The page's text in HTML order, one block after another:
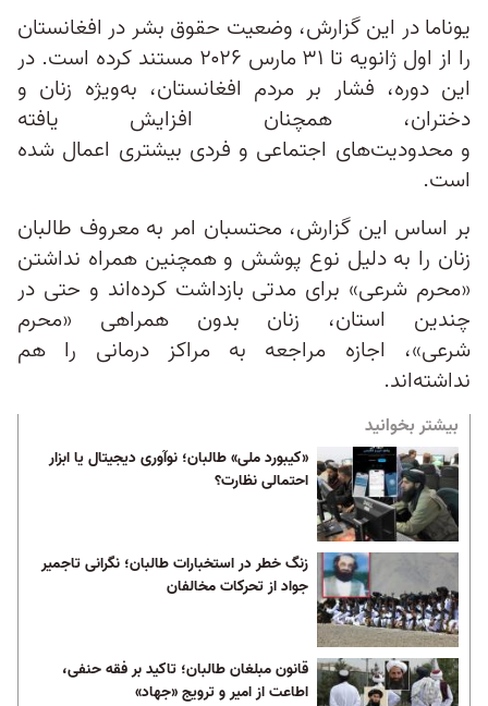
یوناما در این گزارش، وضعیت حقوق بشر در افغانستان
را از اول ژانویه تا ۳۱ مارس ۲۰۲۶ مستند کرده است. در
این دوره، فشار بر مردم افغانستان، به‌‌ویژه زنان و
دختران، همچنان افزایش یافته
و محدودیت‌های اجتماعی و فردی بیشتری اعمال شده
است.
بر اساس این گزارش، محتسبان امر به معروف طالبان
زنان را به دلیل نوع پوشش‌ و همچنین همراه نداشتن
«محرم شرعی» برای مدتی بازداشت کرده‌اند و حتی در
چندین استان، زنان بدون همراهی «محرم
شرعی»، اجازه مراجعه به مراکز درمانی را هم
نداشته‌اند.
بیشتر بخوانید
«کیبورد ملی» طالبان؛ نوآوری دیجیتال یا ابزار
احتمالی نظارت؟
زنگ خطر در استخبارات طالبان؛ نگرانی تاجمیر
جواد از تحرکات مخالفان
قانون مبلغان طالبان؛ تاکید بر فقه حنفی،
اطاعت از امیر و ترویج «جهاد»